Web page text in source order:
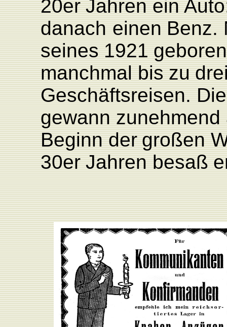
20er Jahren ein
danach einen Benz.
seines 1921
manchmal bis zu
Geschäftsreisen.
gewann zunehmend
Beginn der großen
30er Jahren besaß